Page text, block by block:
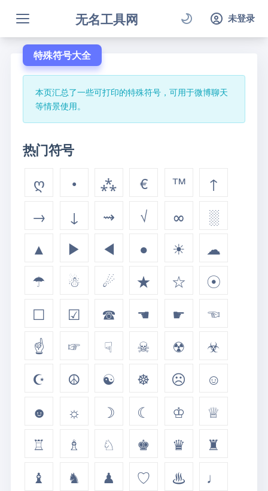
无名工具网 未登录
特殊符号大全
本页汇总了一些可打印的特殊符号，可用于微博聊天
等情景使用。
热门符号
ღ • ⁂ € ™
↑
→
↓ ⇝ √ ∞
░
▲
▶ ◀ ● ☀
☁
☂
☃ ☄ ★ ☆
☉
☐
☑ ☎ ☚ ☛
☜
☝
☞ ☟ ☠ ☢
☣
☪
☮ ☯ ☸ ☹
☺
☻
☼ ☽ ☾ ♔
♕
♖
♗ ♘ ♚ ♛
♜
♝
♞ ♟ ♡ ♨
♩